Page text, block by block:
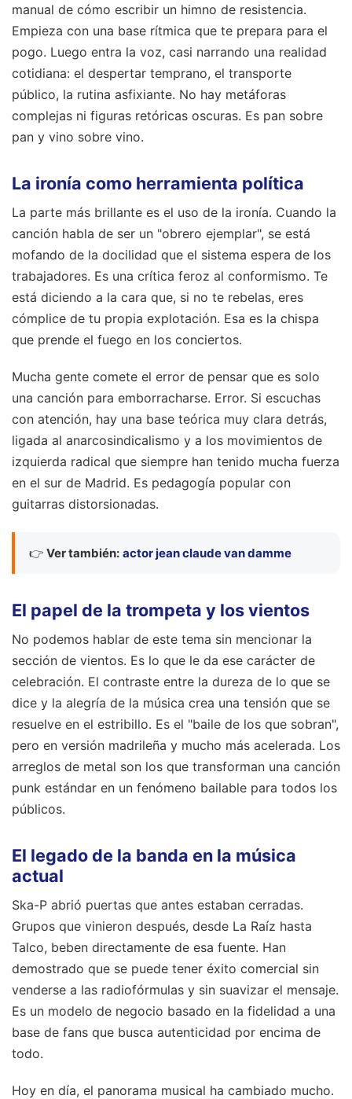
manual de cómo escribir un himno de resistencia.
Empieza con una base rítmica que te prepara para el
pogo. Luego entra la voz, casi narrando una realidad
cotidiana: el despertar temprano, el transporte
público, la rutina asfixiante. No hay metáforas
complejas ni figuras retóricas oscuras. Es pan sobre
pan y vino sobre vino.
La ironía como herramienta política
La parte más brillante es el uso de la ironía. Cuando la
canción habla de ser un "obrero ejemplar", se está
mofando de la docilidad que el sistema espera de los
trabajadores. Es una crítica feroz al conformismo. Te
está diciendo a la cara que, si no te rebelas, eres
cómplice de tu propia explotación. Esa es la chispa
que prende el fuego en los conciertos.
Mucha gente comete el error de pensar que es solo
una canción para emborracharse. Error. Si escuchas
con atención, hay una base teórica muy clara detrás,
ligada al anarcosindicalismo y a los movimientos de
izquierda radical que siempre han tenido mucha fuerza
en el sur de Madrid. Es pedagogía popular con
guitarras distorsionadas.
👉 Ver también: actor jean claude van damme
El papel de la trompeta y los vientos
No podemos hablar de este tema sin mencionar la
sección de vientos. Es lo que le da ese carácter de
celebración. El contraste entre la dureza de lo que se
dice y la alegría de la música crea una tensión que se
resuelve en el estribillo. Es el "baile de los que sobran",
pero en versión madrileña y mucho más acelerada. Los
arreglos de metal son los que transforman una canción
punk estándar en un fenómeno bailable para todos los
públicos.
El legado de la banda en la música
actual
Ska-P abrió puertas que antes estaban cerradas.
Grupos que vinieron después, desde La Raíz hasta
Talco, beben directamente de esa fuente. Han
demostrado que se puede tener éxito comercial sin
venderse a las radiofórmulas y sin suavizar el mensaje.
Es un modelo de negocio basado en la fidelidad a una
base de fans que busca autenticidad por encima de
todo.
Hoy en día, el panorama musical ha cambiado mucho.